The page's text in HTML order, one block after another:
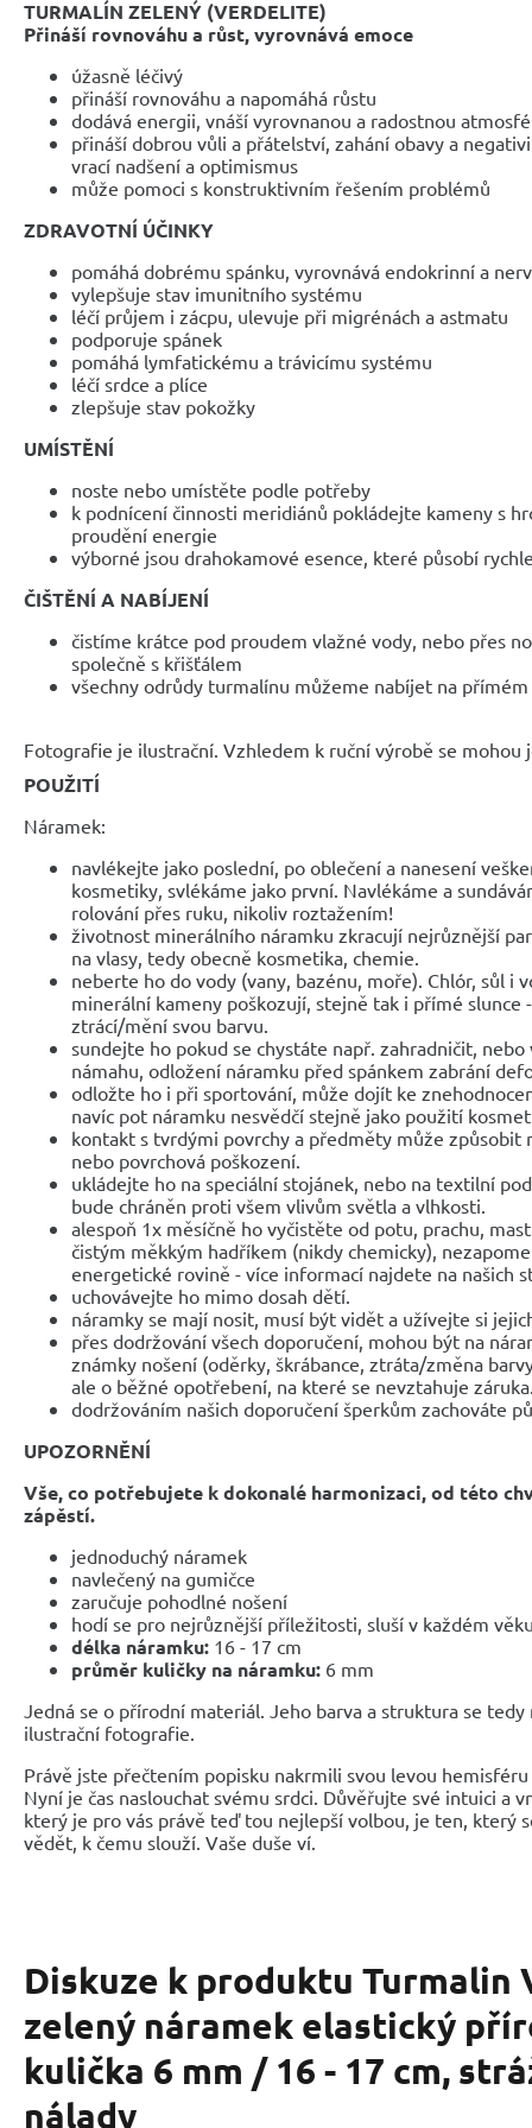
TURMALÍN ZELENÝ (VERDELITE)
Přináší rovnováhu a růst, vyrovnává emoce
úžasně léčivý
přináší rovnováhu a napomáhá růstu
dodává energii, vnáší vyrovnanou a radostnou
přináší dobrou vůli a přátelství, zahání obavy a
vrací nadšení a optimismus
může pomoci s konstruktivním řešením problémů
ZDRAVOTNÍ ÚČINKY
pomáhá dobrému spánku, vyrovnává endokrinní a
vylepšuje stav imunitního systému
léčí průjem i zácpu, ulevuje při migrénách a astmatu
podporuje spánek
pomáhá lymfatickému a trávicímu systému
léčí srdce a plíce
zlepšuje stav pokožky
UMÍSTĚNÍ
noste nebo umístěte podle potřeby
k podnícení činnosti meridiánů pokládejte kameny s
proudění energie
výborné jsou drahokamové esence, které působí
ČIŠTĚNÍ A NABÍJENÍ
čistíme krátce pod proudem vlažné vody, nebo přes
společně s křišťálem
všechny odrůdy turmalínu můžeme nabíjet na přímém
Fotografie je ilustrační. Vzhledem k ruční výrobě se
POUŽITÍ
Náramek:
navlékejte jako poslední, po oblečení a nanesení
kosmetiky, svlékáme jako první. Navlékáme a
rolování přes ruku, nikoliv roztažením!
životnost minerálního náramku zkracují nejrůznější
na vlasy, tedy obecně kosmetika, chemie.
neberte ho do vody (vany, bazénu, moře). Chlór, sůl i
minerální kameny poškozují, stejně tak i přímé slunce
ztrácí/mění svou barvu.
sundejte ho pokud se chystáte např. zahradničit,
námahu, odložení náramku před spánkem zabrání
odložte ho i při sportování, může dojít ke
navíc pot náramku nesvědčí stejně jako použití
kontakt s tvrdými povrchy a předměty může způsobit
nebo povrchová poškození.
ukládejte ho na speciální stojánek, nebo na textilní
bude chráněn proti všem vlivům světla a vlhkosti.
alespoň 1x měsíčně ho vyčistěte od potu, prachu,
čistým měkkým hadříkem (nikdy chemicky),
energetické rovině - více informací najdete na našich
uchovávejte ho mimo dosah dětí.
náramky se mají nosit, musí být vidět a užívejte si
přes dodržování všech doporučení, mohou být na
známky nošení (oděrky, škrábance, ztráta/změna
ale o běžné opotřebení, na které se nevztahuje
dodržováním našich doporučení šperkům zachováte
UPOZORNĚNÍ
Vše, co potřebujete k dokonalé harmonizaci, od této
zápěstí.
jednoduchý náramek
navlečený na gumičce
zaručuje pohodlné nošení
hodí se pro nejrůznější příležitosti, sluší v každém
délka náramku: 16 - 17 cm
průměr kuličky na náramku: 6 mm
Jedná se o přírodní materiál. Jeho barva a struktura se
ilustrační fotografie.
Právě jste přečtením popisku nakrmili svou levou
Nyní je čas naslouchat svému srdci. Důvěřujte své intuici a
který je pro vás právě teď tou nejlepší volbou, je ten, který
vědět, k čemu slouží. Vaše duše ví.
Diskuze k produktu Turmalin
zelený náramek elastický
kulička 6 mm / 16 - 17 cm,
nálady